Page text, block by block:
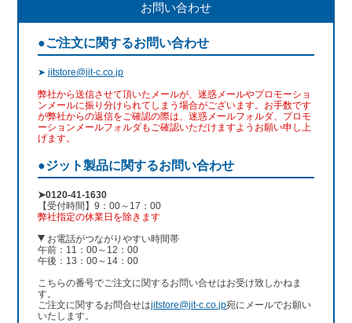
お問い合わせ
●ご注文に関するお問い合わせ
➤jitstore@jit-c.co.jp
弊社から送信させて頂いたメールが、迷惑メールやプロモーショ
ンメールに振り分けられてしまう場合がございます。お手数です
が弊社からの返信をご確認の際は、迷惑メールフォルダ、プロモ
ーションメールフォルダもご確認いただけますようお願い申し上
げます。
●ジット製品に関するお問い合わせ
➤0120-41-1630
【受付時間】9：00～17：00
弊社指定の休業日を除きます
お電話がつながりやすい時間帯
午前：11：00～12：00
午後：13：00～14：00
こちらの番号でご注文に関するお問い合せはお受け致しかねま
す。
ご注文に関するお問合せはjitstore@jit-c.co.jp宛にメールでお願い
いたします。